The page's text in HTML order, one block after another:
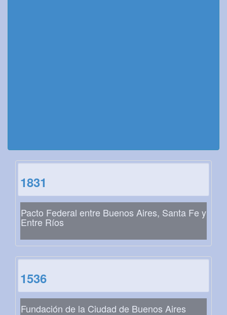
1831
Pacto Federal entre Buenos Aires, Santa Fe y
Entre Ríos
1536
Fundación de la Ciudad de Buenos Aires